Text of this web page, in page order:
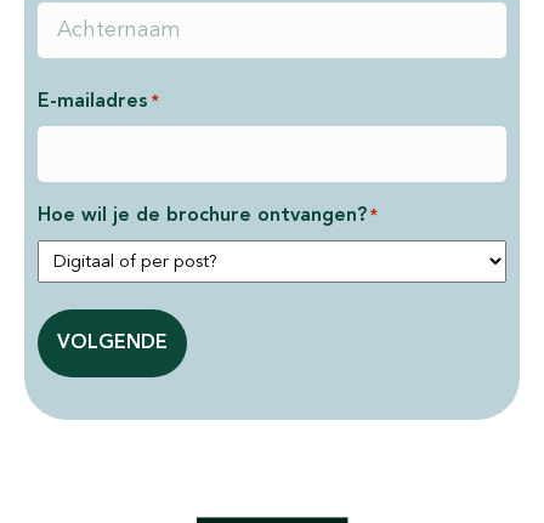
Tussenvoegsel
E-mailadres *
Hoe wil je de brochure ontvangen? *